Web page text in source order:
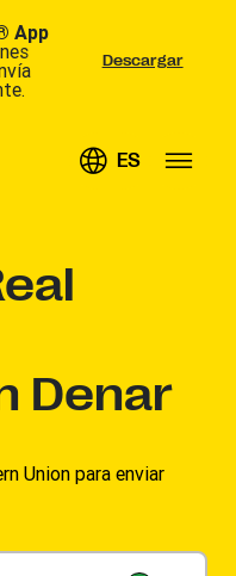
App
Descargar
ES
Denar
Union para enviar